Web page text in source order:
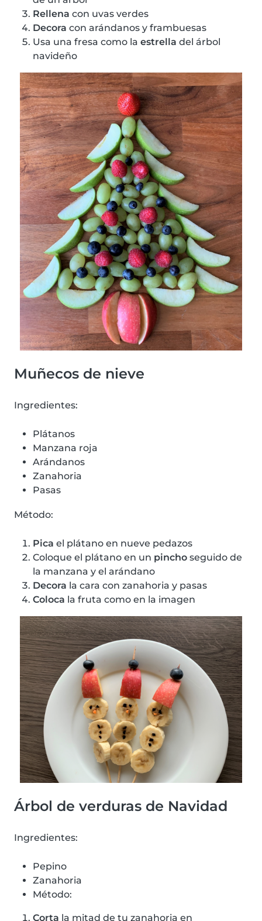
Rellena con uvas verdes
Decora con arándanos y frambuesas
Usa una fresa como la estrella del árbol
navideño
Muñecos de nieve
Ingredientes:
Plátanos
Manzana roja
Arándanos
Zanahoria
Pasas
Método:
Pica el plátano en nueve pedazos
Coloque el plátano en un pincho seguido de
la manzana y el arándano
Decora la cara con zanahoria y pasas
Coloca la fruta como en la imagen
Árbol de verduras de Navidad
Ingredientes:
Pepino
Zanahoria
Método:
Corta la mitad de tu zanahoria en